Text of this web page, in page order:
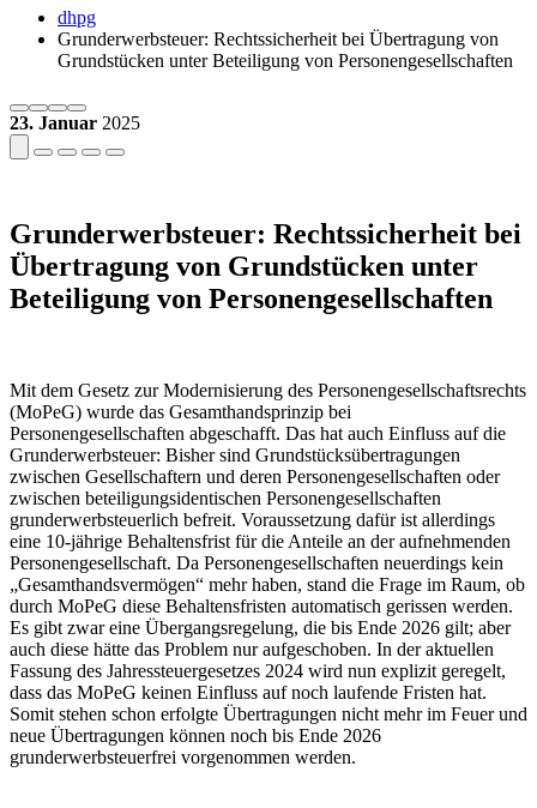
dhpg
Grunderwerbsteuer: Rechtssicherheit bei Übertragung von
Grundstücken unter Beteiligung von Personengesellschaften
23. Januar 2025
Grunderwerbsteuer: Rechtssicherheit bei
Übertragung von Grundstücken unter
Beteiligung von Personengesellschaften
Mit dem Gesetz zur Modernisierung des Personengesellschaftsrechts
(MoPeG) wurde das Gesamthandsprinzip bei
Personengesellschaften abgeschafft. Das hat auch Einfluss auf die
Grunderwerbsteuer: Bisher sind Grundstücksübertragungen
zwischen Gesellschaftern und deren Personengesellschaften oder
zwischen beteiligungsidentischen Personengesellschaften
grunderwerbsteuerlich befreit. Voraussetzung dafür ist allerdings
eine 10-jährige Behaltensfrist für die Anteile an der aufnehmenden
Personengesellschaft. Da Personengesellschaften neuerdings kein
„Gesamthandsvermögen“ mehr haben, stand die Frage im Raum, ob
durch MoPeG diese Behaltensfristen automatisch gerissen werden.
Es gibt zwar eine Übergangsregelung, die bis Ende 2026 gilt; aber
auch diese hätte das Problem nur aufgeschoben. In der aktuellen
Fassung des Jahressteuergesetzes 2024 wird nun explizit geregelt,
dass das MoPeG keinen Einfluss auf noch laufende Fristen hat.
Somit stehen schon erfolgte Übertragungen nicht mehr im Feuer und
neue Übertragungen können noch bis Ende 2026
grunderwerbsteuerfrei vorgenommen werden.